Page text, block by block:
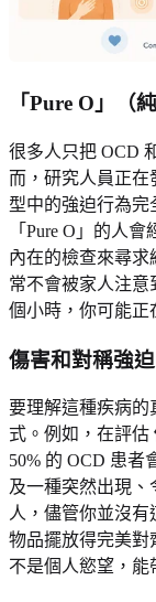
「Pure O」（
很多人只把 OCD
而，研究人員正在
型中的強迫行為完
「Pure O」的人
內在的檢查來尋求
常不會被家人注
個小時，你可能正
傷害和對稱強
要理解這種疾病的
式。例如，在評估
50% 的 OCD 患者
及一種突然出現、
人，儘管你並沒
物品擺放得完美對
不是個人慾望，能